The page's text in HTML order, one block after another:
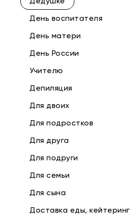
День воспитателя
День матери
День России
Учителю
Депиляция
Для двоих
Для подростков
Для друга
Для подруги
Для семьи
Для сына
Доставка еды, кейтеринг